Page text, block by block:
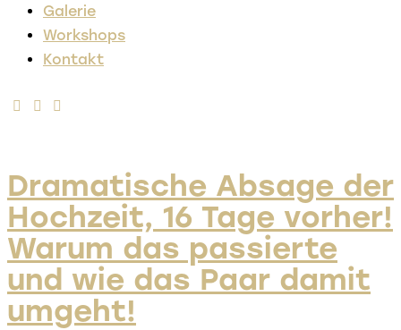
Galerie
Workshops
Kontakt
Dramatische Absage der
Hochzeit, 16 Tage vorher!
Warum das passierte
und wie das Paar damit
umgeht!